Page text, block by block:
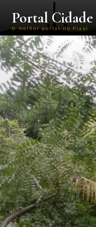
Portal
O melhor portal do Piauí